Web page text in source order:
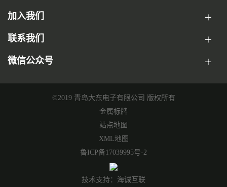
加入我们
联系我们
微信公众号
©2019 青岛大东电子有限公司 版权所有
金属标牌
站点地图
XML地图
鲁ICP备17039995号-2
技术支持：海诚互联